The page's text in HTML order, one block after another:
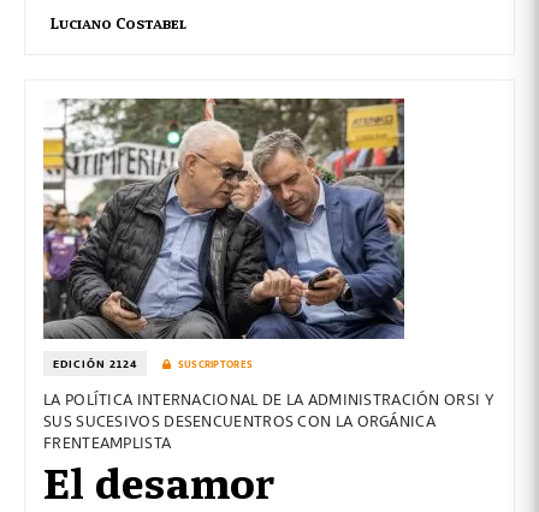
Luciano Costabel
EDICIÓN 2124 SUSCRIPTORES
LA POLÍTICA INTERNACIONAL DE LA ADMINISTRACIÓN ORSI Y
SUS SUCESIVOS DESENCUENTROS CON LA ORGÁNICA
FRENTEAMPLISTA
El desamor